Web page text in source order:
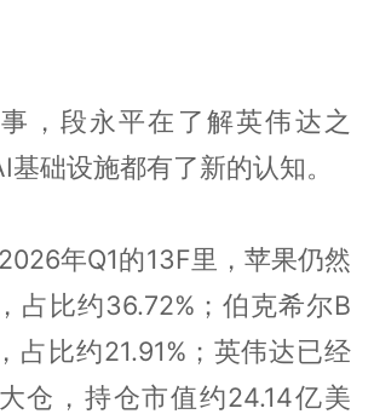
，段永平在了解英伟达之
基础设施都有了新的认知。
年Q1的13F里，苹果仍然
占比约36.72%；伯克希尔B
占比约21.91%；英伟达已经
仓，持仓市值约24.14亿美